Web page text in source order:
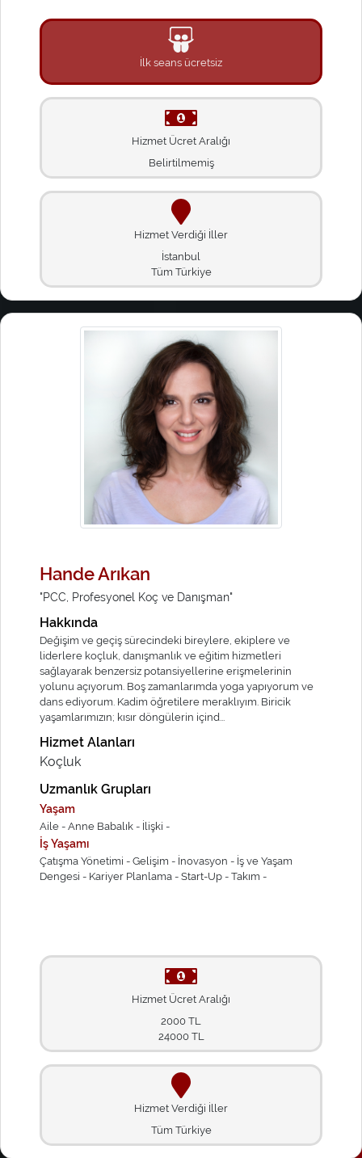
İlk seans ücretsiz
Hizmet Ücret Aralığı
Belirtilmemiş
Hizmet Verdiği İller
İstanbul
Tüm Türkiye
Hande Arıkan
"PCC, Profesyonel Koç ve Danışman"
Hakkında
Değişim ve geçiş sürecindeki bireylere, ekiplere ve
liderlere koçluk, danışmanlık ve eğitim hizmetleri
sağlayarak benzersiz potansiyellerine erişmelerinin
yolunu açıyorum. Boş zamanlarımda yoga yapıyorum ve
dans ediyorum. Kadim öğretilere meraklıyım. Biricik
yaşamlarımızın; kısır döngülerin içind...
Hizmet Alanları
Koçluk
Uzmanlık Grupları
Yaşam
Aile - Anne Babalık - İlişki -
İş Yaşamı
Çatışma Yönetimi - Gelişim - İnovasyon - İş ve Yaşam
Dengesi - Kariyer Planlama - Start-Up - Takım -
Hizmet Ücret Aralığı
2000 TL
24000 TL
Hizmet Verdiği İller
Tüm Türkiye